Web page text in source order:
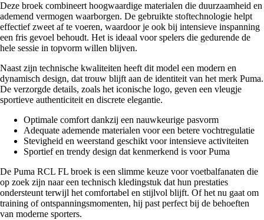
Deze broek combineert hoogwaardige materialen die duurzaamheid en
ademend vermogen waarborgen. De gebruikte stoftechnologie helpt
effectief zweet af te voeren, waardoor je ook bij intensieve inspanning
een fris gevoel behoudt. Het is ideaal voor spelers die gedurende de
hele sessie in topvorm willen blijven.
Naast zijn technische kwaliteiten heeft dit model een modern en
dynamisch design, dat trouw blijft aan de identiteit van het merk Puma.
De verzorgde details, zoals het iconische logo, geven een vleugje
sportieve authenticiteit en discrete elegantie.
Optimale comfort dankzij een nauwkeurige pasvorm
Adequate ademende materialen voor een betere vochtregulatie
Stevigheid en weerstand geschikt voor intensieve activiteiten
Sportief en trendy design dat kenmerkend is voor Puma
De Puma RCL FL broek is een slimme keuze voor voetbalfanaten die
op zoek zijn naar een technisch kledingstuk dat hun prestaties
ondersteunt terwijl het comfortabel en stijlvol blijft. Of het nu gaat om
training of ontspanningsmomenten, hij past perfect bij de behoeften
van moderne sporters.